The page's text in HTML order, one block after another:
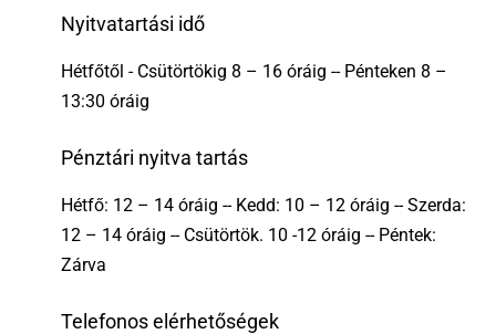
Nyitvatartási idő
Hétfőtől - Csütörtökig 8 – 16 óráig -- Pénteken 8 –
13:30 óráig
Pénztári nyitva tartás
Hétfő: 12 – 14 óráig -- Kedd: 10 – 12 óráig -- Szerda:
12 – 14 óráig -- Csütörtök. 10 -12 óráig -- Péntek:
Zárva
Telefonos elérhetőségek